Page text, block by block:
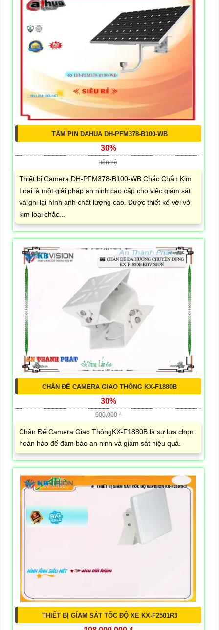
TẤM PIN DAHUA DH-PFM378-B100-WB
30%
liên hệ
Thiết bị Camera DH-PFM378-B100-WB Chắc Chắn Kim
Loại là một giải pháp an ninh cao cấp cho việc giám sát
và ghi lại hình ảnh chất lượng cao. Được thiết kế với vỏ
kim loại chắc...
CHÂN ĐẾ CAMERA GIAO THÔNG KX-F1880B
30%
900,000 ₫
Chân Đế Camera Giao ThôngKX-F1880B là sự lựa chọn
hoàn hảo để đảm bảo an ninh và giám sát hiệu quả.
THIẾT BỊ GÍAM SÁT TỐC ĐỘ XE KX-F2501R3